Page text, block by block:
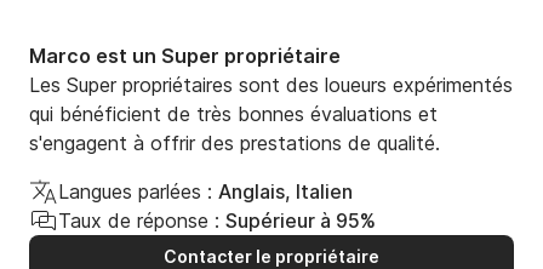
Marco est un Super propriétaire
Les Super propriétaires sont des loueurs expérimentés
qui bénéficient de très bonnes évaluations et
s'engagent à offrir des prestations de qualité.
Langues parlées : Anglais, Italien
Taux de réponse : Supérieur à 95%
Contacter le propriétaire